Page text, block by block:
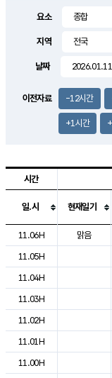
요소
지역
날짜
이전자료 -12시간
+1시간
도시별 기상실황표로
시간
일.시 현재일기
11.06H
맑음
11.05H
11.04H
11.03H
11.02H
11.01H
11.00H